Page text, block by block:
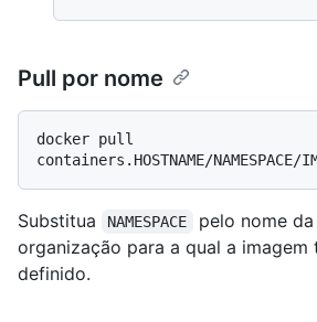
Pull por nome
docker pull
Substitua NAMESPACE
pelo nome
organização para a qual a imagem
definido.